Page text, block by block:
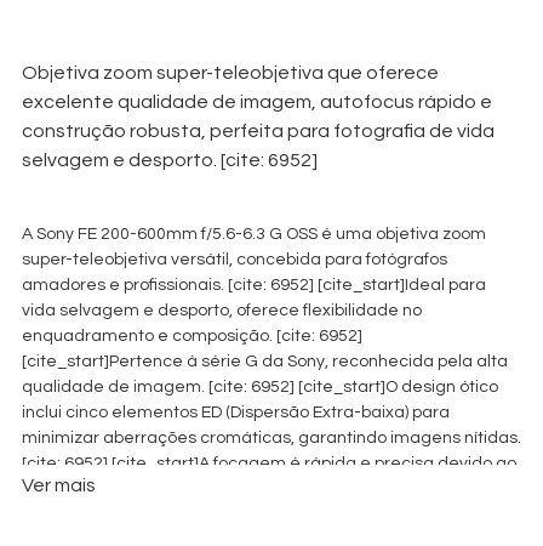
Objetiva zoom super-teleobjetiva que oferece
excelente qualidade de imagem, autofocus rápido e
construção robusta, perfeita para fotografia de vida
selvagem e desporto. [cite: 6952]
A Sony FE 200-600mm f/5.6-6.3 G OSS é uma objetiva zoom
super-teleobjetiva versátil, concebida para fotógrafos
amadores e profissionais. [cite: 6952] [cite_start]Ideal para
vida selvagem e desporto, oferece flexibilidade no
enquadramento e composição. [cite: 6952]
[cite_start]Pertence à série G da Sony, reconhecida pela alta
qualidade de imagem. [cite: 6952] [cite_start]O design ótico
inclui cinco elementos ED (Dispersão Extra-baixa) para
minimizar aberrações cromáticas, garantindo imagens nítidas.
[cite: 6952] [cite_start]A focagem é rápida e precisa devido ao
sistema Direct Drive Super Sonic Wave Motor (DDSSM). [cite:
Ver mais